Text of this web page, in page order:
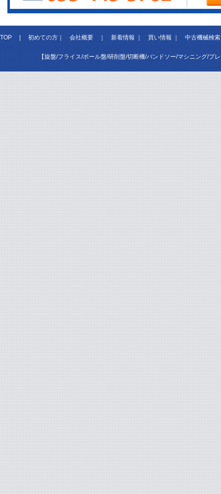
TOP|初めての方｜会社概要｜新着情報｜買い情報｜中古機械検索
【旋盤/フライス/ボール盤/研削盤/切断機/バンドソー/マシニング/プ